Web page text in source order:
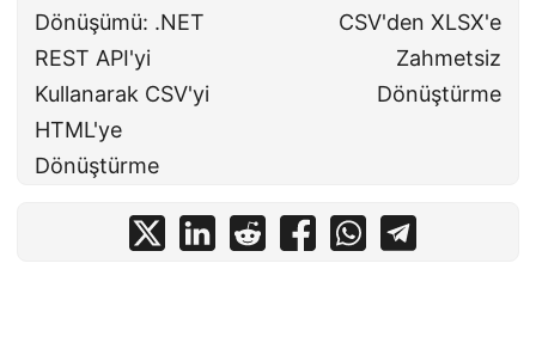
Dönüşümü: .NET
REST API'yi
Kullanarak CSV'yi
HTML'ye
Dönüştürme
CSV'den XLSX'e
Zahmetsiz
Dönüştürme